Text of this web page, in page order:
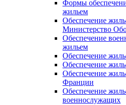
Формы
жильем
Обеспечение
Министерство
Обеспечение
жильем
Обеспечение
Обеспечение
Обеспечение
Франции
Обеспечение
военнослужащих